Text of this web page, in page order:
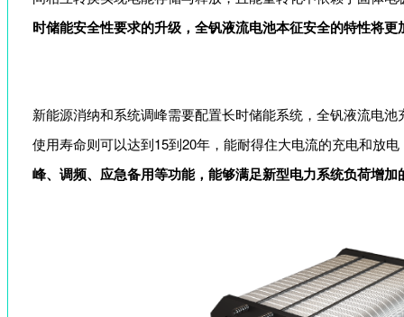
时储能安全性要求的升级，全钒液流电池本征安全的特性将更
新能源消纳和系统调峰需要配置长时储能系统，全钒液流电
使用寿命则可以达到15到20年，能耐得住大电流的充电和放电
峰、调频、应急备用等功能， 能够满足新型电力系统负荷增加